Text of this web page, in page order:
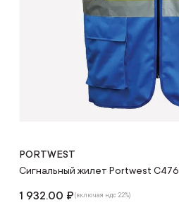
PORTWEST
Сигнальный жилет Portwest C476
1 932.00 ₽(включая ндс 22%)